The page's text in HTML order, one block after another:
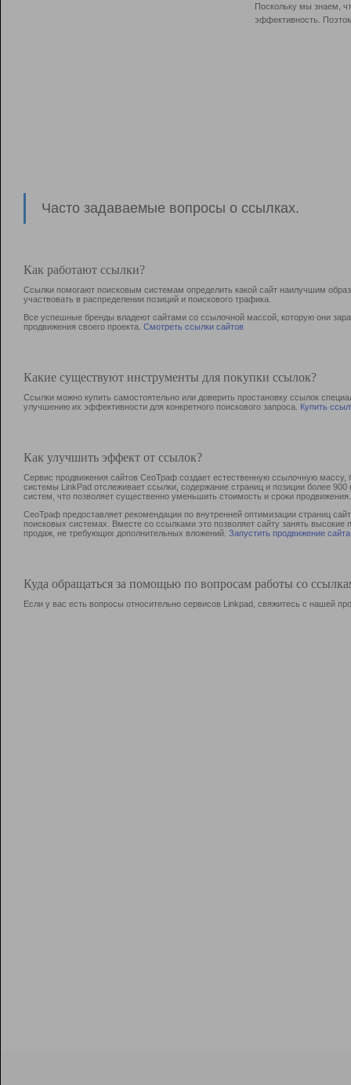
Поскольку мы знаем,
эффективность.
Часто задаваемые вопросы о ссылках.
Как работают ссылки?
Ссылки помогают поисковым системам определить какой сайт наилучшим
участвовать в раcпределении позиций и поискового трафика.
Все успешные бренды владеют сайтами со ссылочной массой, которую они
продвижения своего проекта. Смотреть ссылки сайтов
Какие существуют инструменты для покупки ссылок?
Ссылки можно купить самостоятельно или доверить простановку ссылок
улучшению их эффективности для конкретного поискового запроса. Купить
Как улучшить эффект от ссылок?
Сервис продвижения сайтов СеоТраф создает естественную ссылочную
системы LinkPad отслеживает ссылки, содержание страниц и позиции более
систем, что позволяет существенно уменьшить стоимость и сроки продвижения.
СеоТраф предоставляет рекомендации по внутренней оптимизации страниц
поисковых системах. Вместе со ссылками это позволяет сайту занять
продаж, не требующих дополнительных вложений. Запустить продвижение сайта
Куда обращаться за помощью по вопросам работы со
Если у вас есть вопросы относительно сервисов Linkpad, свяжитесь с нашей